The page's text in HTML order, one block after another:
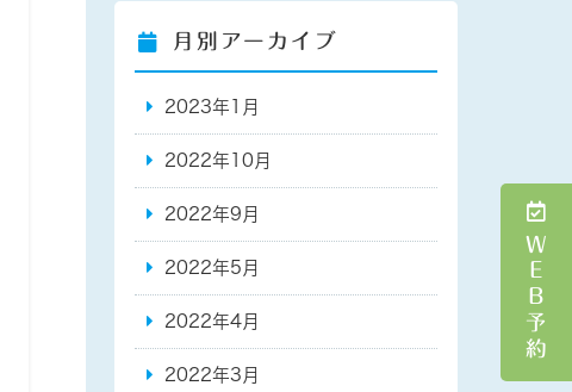
ＷＥＢ予約
月別アーカイブ
2023年1月
2022年10月
2022年9月
2022年5月
2022年4月
2022年3月